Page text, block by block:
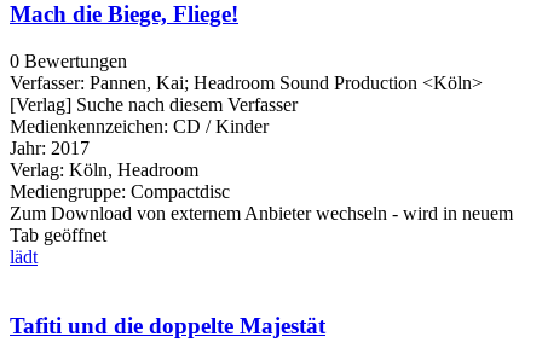
Mach die Biege, Fliege!
0 Bewertungen
Verfasser: Pannen, Kai; Headroom Sound Production <Köln>
[Verlag] Suche nach diesem Verfasser
Medienkennzeichen: CD / Kinder
Jahr: 2017
Verlag: Köln, Headroom
Mediengruppe: Compactdisc
Zum Download von externem Anbieter wechseln - wird in neuem
Tab geöffnet
lädt
Tafiti und die doppelte Majestät